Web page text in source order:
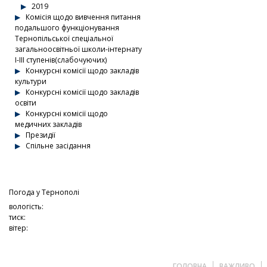
2019
Комісія щодо вивчення питання
подальшого функціонування
Тернопільської спеціальної
загальноосвітньої школи-інтернату
І-ІІІ ступенів(слабочуючих)
Конкурсні комісії щодо закладів
культури
Конкурсні комісії щодо закладів
освіти
Конкурсні комісії щодо
медичних закладів
Президії
Спільне засідання
Погода уТернополі
вологість:
тиск:
вітер: